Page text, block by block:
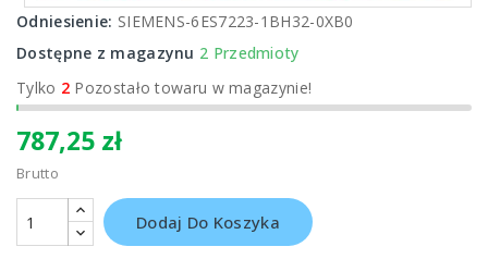
Odniesienie: SIEMENS-6ES7223-1BH32-0XB0
Dostępne z magazynu 2 Przedmioty
Tylko 2 Pozostało towaru w magazynie!
787,25 zł
Brutto
Dodaj Do Koszyka